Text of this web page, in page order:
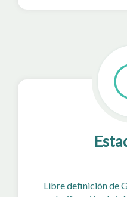
Libre definición de